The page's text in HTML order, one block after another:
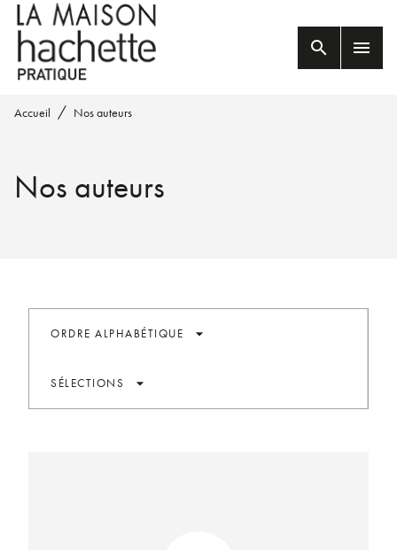
MENU RECHERCHE
PIED DE PAGE
search menu
Accueil / Nos auteurs
Nos auteurs
ORDRE ALPHABÉTIQUE arrow_drop_down
SÉLECTIONS arrow_drop_down